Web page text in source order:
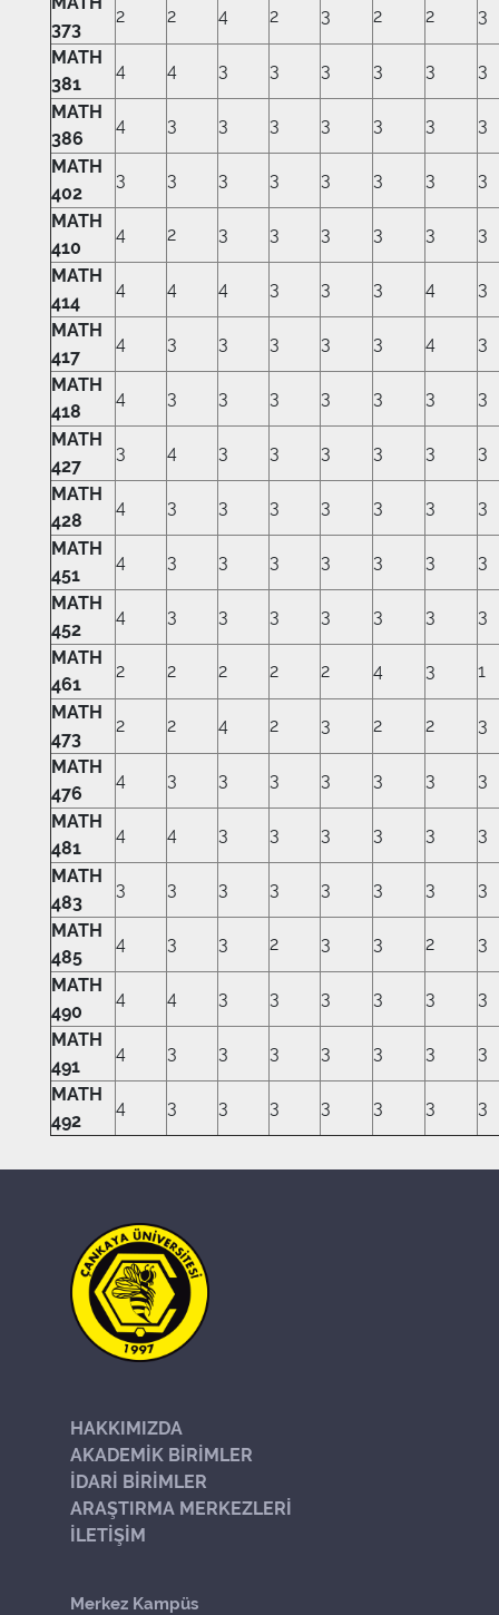
373
2 2 4 2 3 2 2
3
MATH
381
4 4 3 3 3 3 3
3
MATH
386
4 3 3 3 3 3 3
3
MATH
402
3 3 3 3 3 3 3
3
MATH
410
4 2 3 3 3 3 3
3
MATH
414
4 4 4 3 3 3 4
3
MATH
417
4 3 3 3 3 3 4
3
MATH
418
4 3 3 3 3 3 3
3
MATH
427
3 4 3 3 3 3 3
3
MATH
428
4 3 3 3 3 3 3
3
MATH
451
4 3 3 3 3 3 3
3
MATH
452
4 3 3 3 3 3 3
3
MATH
461
2 2 2 2 2 4 3
1
MATH
473
2 2 4 2 3 2 2
3
MATH
476
4 3 3 3 3 3 3
3
MATH
481
4 4 3 3 3 3 3
3
MATH
483
3 3 3 3 3 3 3
3
MATH
485
4 3 3 2 3 3 2
3
MATH
490
4 4 3 3 3 3 3
3
MATH
491
4 3 3 3 3 3 3
3
MATH
492
4 3 3 3 3 3 3 3
HAKKIMIZDA
AKADEMİK BİRİMLER
İDARİ BİRİMLER
ARAŞTIRMA MERKEZLERİ
İLETİŞİM
Merkez Kampüs